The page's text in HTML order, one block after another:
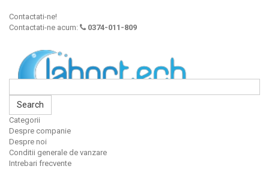
Contactati-ne!
Contactati-ne acum:
0374-011-809
Search
Categorii
Despre companie
Despre noi
Conditii generale de vanzare
Intrebari frecvente